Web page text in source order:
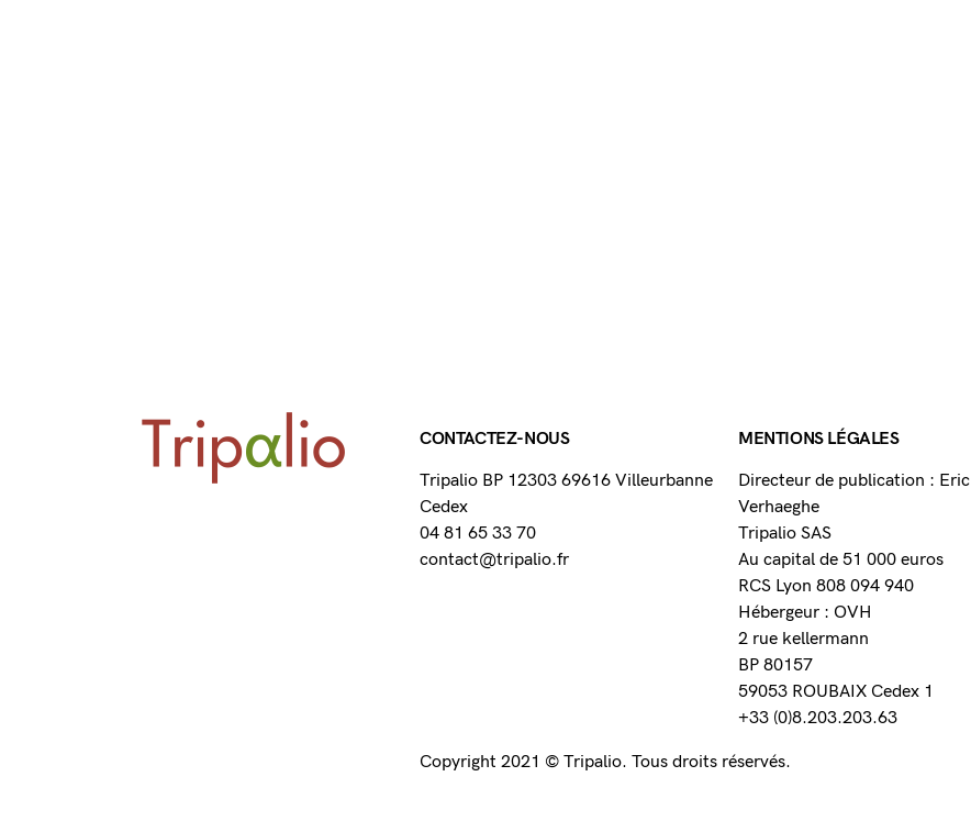
CONTACTEZ-NOUS
Tripalio BP 12303 69616 Villeurbanne
Cedex
04 81 65 33 70
contact@tripalio.fr
MENTIONS LÉGALES
Directeur de publication : Eric
Verhaeghe
Tripalio SAS
Au capital de 51 000 euros
RCS Lyon 808 094 940
Hébergeur : OVH
2 rue kellermann
BP 80157
59053 ROUBAIX Cedex 1
+33 (0)8.203.203.63
Copyright 2021 © Tripalio. Tous droits réservés.